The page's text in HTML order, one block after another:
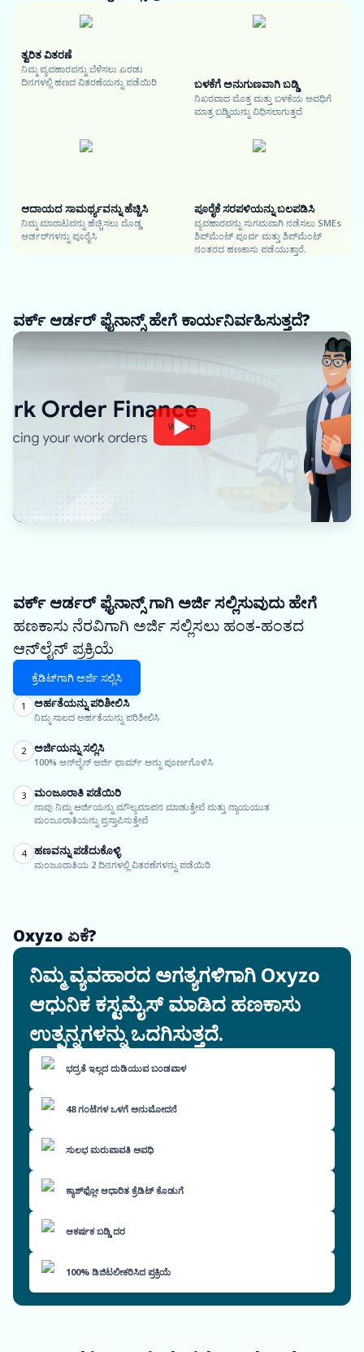
ತ್ವರಿತ ವಿತರಣೆ
ನಿಮ್ಮ ವ್ಯವಹಾರವನ್ನು ಬೆಳೆಸಲು ಎರಡು
ದಿನಗಳಲ್ಲಿ ಹಣದ ವಿತರಣೆಯನ್ನು ಪಡೆಯಿರಿ
ಬಳಕೆಗೆ ಅನುಗುಣವಾಗಿ ಬಡ್ಡಿ
ನಿಖರವಾದ ಮೊತ್ತ ಮತ್ತು ಬಳಕೆಯ ಅವಧಿಗೆ
ಮಾತ್ರ ಬಡ್ಡಿಯನ್ನು ವಿಧಿಸಲಾಗುತ್ತದೆ
ಆದಾಯದ ಸಾಮರ್ಥ್ಯವನ್ನು ಹೆಚ್ಚಿಸಿ
ನಿಮ್ಮ ಮಾರಾಟವನ್ನು ಹೆಚ್ಚಿಸಲು ದೊಡ್ಡ
ಆರ್ಡರ್‌ಗಳನ್ನು ಪೂರೈಸಿ
ಪೂರೈಕೆ ಸರಪಳಿಯನ್ನು ಬಲಪಡಿಸಿ
ವ್ಯವಹಾರವನ್ನು ಸುಗಮವಾಗಿ ನಡೆಸಲು SMEs
ಶಿಪ್‌ಮೆಂಟ್ ಪೂರ್ವ ಮತ್ತು ಶಿಪ್‌ಮೆಂಟ್
ನಂತರದ ಹಣಕಾಸು ಪಡೆಯುತ್ತಾರೆ.
ವರ್ಕ್ ಆರ್ಡರ್ ಫೈನಾನ್ಸ್ ಹೇಗೆ ಕಾರ್ಯನಿರ್ವಹಿಸುತ್ತದೆ?
Watch
ವರ್ಕ್ ಆರ್ಡರ್ ಫೈನಾನ್ಸ್ ಗಾಗಿ ಅರ್ಜಿ ಸಲ್ಲಿಸುವುದು ಹೇಗೆ
ಹಣಕಾಸು ನೆರವಿಗಾಗಿ ಅರ್ಜಿ ಸಲ್ಲಿಸಲು ಹಂತ-ಹಂತದ
ಆನ್‌ಲೈನ್ ಪ್ರಕ್ರಿಯೆ
ಕ್ರೆಡಿಟ್‌ಗಾಗಿ ಅರ್ಜಿ ಸಲ್ಲಿಸಿ
1 ಅರ್ಹತೆಯನ್ನು ಪರಿಶೀಲಿಸಿ
ನಿಮ್ಮ ಸಾಲದ ಅರ್ಹತೆಯನ್ನು ಪರಿಶೀಲಿಸಿ
2 ಅರ್ಜಿಯನ್ನು ಸಲ್ಲಿಸಿ
100% ಆನ್‌ಲೈನ್ ಅರ್ಜಿ ಫಾರ್ಮ್ ಅನ್ನು ಪೂರ್ಣಗೊಳಿಸಿ
3 ಮಂಜೂರಾತಿ ಪಡೆಯಿರಿ
ನಾವು ನಿಮ್ಮ ಅರ್ಜಿಯನ್ನು ಮೌಲ್ಯಮಾಪನ ಮಾಡುತ್ತೇವೆ ಮತ್ತು ನ್ಯಾಯಯುತ
ಮಂಜೂರಾತಿಯನ್ನು ಪ್ರಸ್ತಾಪಿಸುತ್ತೇವೆ
4 ಹಣವನ್ನು ಪಡೆದುಕೊಳ್ಳಿ
ಮಂಜೂರಾತಿಯ 2 ದಿನಗಳಲ್ಲಿ ವಿತರಣೆಗಳನ್ನು ಪಡೆಯಿರಿ
Oxyzo ಏಕೆ?
ನಿಮ್ಮ ವ್ಯವಹಾರದ ಅಗತ್ಯಗಳಿಗಾಗಿ Oxyzo
ಆಧುನಿಕ ಕಸ್ಟಮೈಸ್ ಮಾಡಿದ ಹಣಕಾಸು
ಉತ್ಪನ್ನಗಳನ್ನು ಒದಗಿಸುತ್ತದೆ.
ಭದ್ರತೆ ಇಲ್ಲದ ದುಡಿಯುವ ಬಂಡವಾಳ
48 ಗಂಟೆಗಳ ಒಳಗೆ ಅನುಮೋದನೆ
ಸುಲಭ ಮರುಪಾವತಿ ಅವಧಿ
ಕ್ಯಾಶ್‌ಫ್ಲೋ ಆಧಾರಿತ ಕ್ರೆಡಿಟ್ ಕೊಡುಗೆ
ಆಕರ್ಷಕ ಬಡ್ಡಿ ದರ
100% ಡಿಜಿಟಲೀಕರಿಸಿದ ಪ್ರಕ್ರಿಯೆ